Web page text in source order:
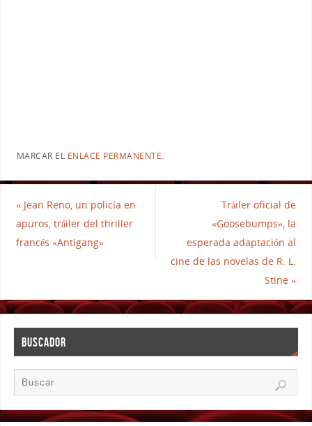
MARCAR EL ENLACE PERMANENTE.
«Jean Reno, un policía en
apuros, tráiler del thriller
francés «Antigang»
Tráiler oficial de
«Goosebumps», la
esperada adaptación al
cine de las novelas de R. L.
Stine»
BUSCADOR